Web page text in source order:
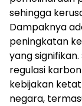
sehingga
Dampaknya
peningkatan
yang signifikan.
regulasi
kebijakan
negara,